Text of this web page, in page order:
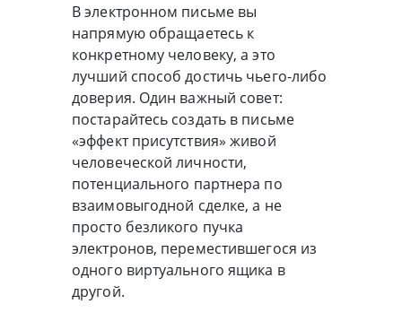
В электронном письме вы
напрямую обращаетесь к
конкретному человеку, а это
лучший способ достичь чьего-либо
доверия. Один важный совет:
постарайтесь создать в письме
«эффект присутствия» живой
человеческой личности,
потенциального партнера по
взаимовыгодной сделке, а не
просто безликого пучка
электронов, переместившегося из
одного виртуального ящика в
другой.